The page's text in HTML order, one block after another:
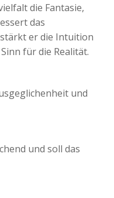
die Fantasie,
das
er die Intuition
für die Realität.
und
und soll das